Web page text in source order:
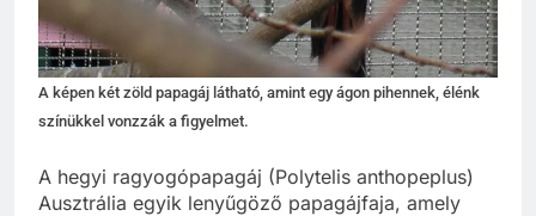
A képen két zöld papagáj látható, amint egy ágon pihennek, élénk
színükkel vonzzák a figyelmet.
A hegyi ragyogópapagáj (Polytelis anthopeplus)
Ausztrália egyik lenyűgöző papagájfaja, amely